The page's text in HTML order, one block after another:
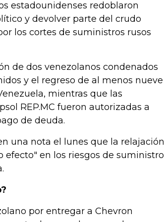
estadounidenses redoblaron
y devolver parte del crudo
los cortes de suministros rusos
de dos venezolanos condenados
y el regreso de al menos nueve
mientras que las
REP.MC fueron autorizadas a
de deuda.
una nota el lunes que la relajación
efecto" en los riesgos de suministro
por entregar a Chevron